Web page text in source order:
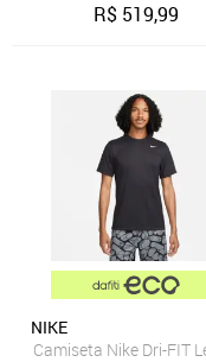
R$ 519,99
NIKE
Camiseta Nike Dri-FIT